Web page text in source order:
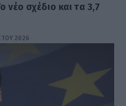
νέο σχέδιο και τα 3,7
2026